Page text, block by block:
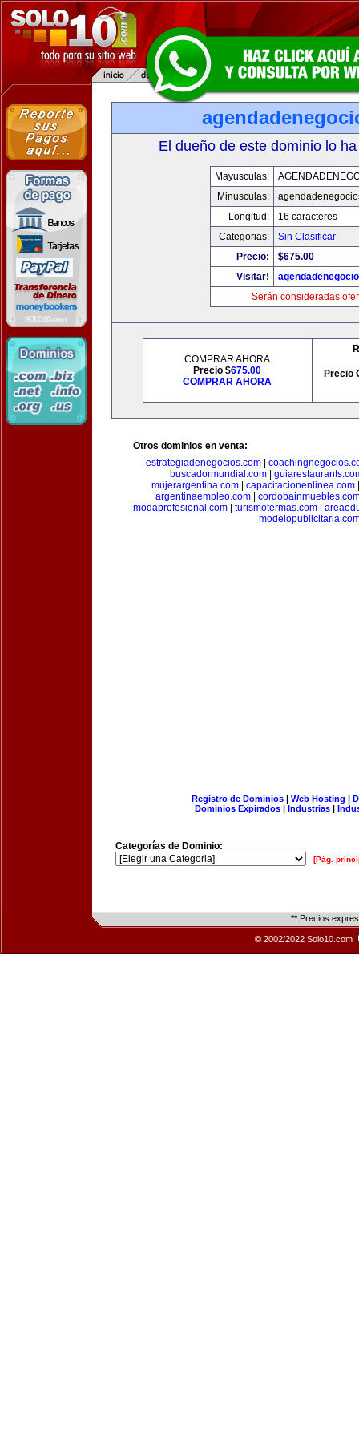
El dueño de este dominio lo
Mayusculas:
Minusculas:
Longitud:
16 caracteres
Categorias:
Sin Clasificar
Precio:
$675.00
Visitar!
Serán consideradas
COMPRAR AHORA
Precio $675.00
COMPRAR AHORA
Precio
Otros dominios en venta:
estrategiadenegocios.com
buscadormundial.com|
mujerargentina.com| capacitacionenlinea.com
argentinaempleo.com|
modaprofesional.com
turismotermas.com
Registro de Dominios| Web Hosting |
Dominios Expirados | Industrias |
Categorías de Dominio:
[Pág.
** Precios
© 2002/2022 Solo10.com